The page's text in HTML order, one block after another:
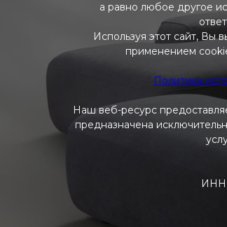
а равно любое другое
Используя этот сайт, Вы
применением
Политика
Наш веб-ресурс
предназначена
ИНН